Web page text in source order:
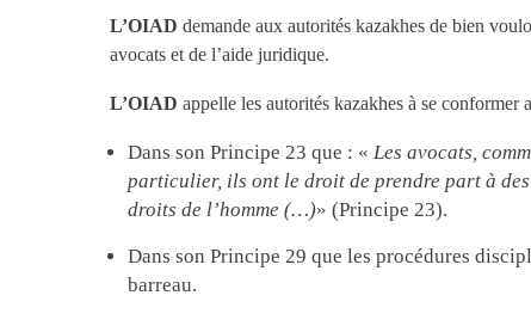
L’OIAD demande aux autorités kazakhes de bien
avocats et de l’aide juridique.
L’OIAD appelle les autorités kazakhes à se
Dans son Principe 23 que : «Les avocats,
particulier, ils ont le droit de prendre part à
droits de l’homme (…)» (Principe 23).
Dans son Principe 29 que les procédures
barreau.